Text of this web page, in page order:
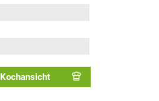
Kochansicht